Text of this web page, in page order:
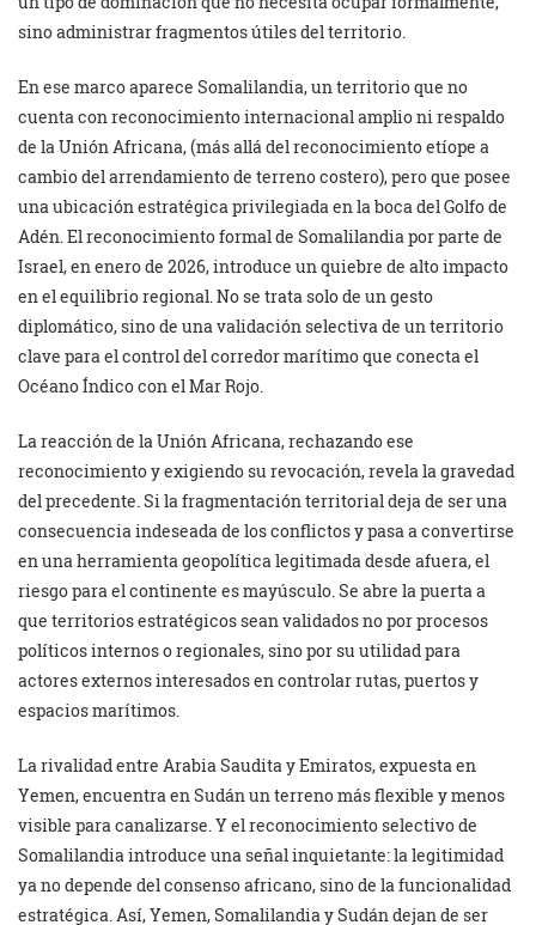
sino administrar fragmentos útiles del territorio.
En ese marco aparece Somalilandia, un territorio que no
cuenta con reconocimiento internacional amplio ni respaldo
de la Unión Africana, (más allá del reconocimiento etíope a
cambio del arrendamiento de terreno costero), pero que posee
una ubicación estratégica privilegiada en la boca del Golfo de
Adén. El reconocimiento formal de Somalilandia por parte de
Israel, en enero de 2026, introduce un quiebre de alto impacto
en el equilibrio regional. No se trata solo de un gesto
diplomático, sino de una validación selectiva de un territorio
clave para el control del corredor marítimo que conecta el
Océano Índico con el Mar Rojo.
La reacción de la Unión Africana, rechazando ese
reconocimiento y exigiendo su revocación, revela la gravedad
del precedente. Si la fragmentación territorial deja de ser una
consecuencia indeseada de los conflictos y pasa a convertirse
en una herramienta geopolítica legitimada desde afuera, el
riesgo para el continente es mayúsculo. Se abre la puerta a
que territorios estratégicos sean validados no por procesos
políticos internos o regionales, sino por su utilidad para
actores externos interesados en controlar rutas, puertos y
espacios marítimos.
La rivalidad entre Arabia Saudita y Emiratos, expuesta en
Yemen, encuentra en Sudán un terreno más flexible y menos
visible para canalizarse. Y el reconocimiento selectivo de
Somalilandia introduce una señal inquietante: la legitimidad
ya no depende del consenso africano, sino de la funcionalidad
estratégica. Así, Yemen, Somalilandia y Sudán dejan de ser